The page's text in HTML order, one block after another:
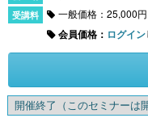
一般価格：25,000円
会員価格： ログイン
開催終了 （このセミナーは